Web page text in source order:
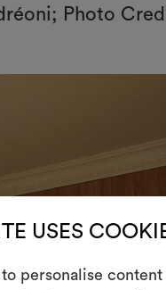
USES
personalise
Photo